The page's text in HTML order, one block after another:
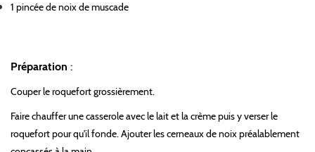
1 pincée de noix de muscade
Préparation :
Couper le roquefort grossièrement.
Faire chauffer une casserole avec le lait et la crème puis y verser le
roquefort pour qu'il fonde. Ajouter les cerneaux de noix préalablement